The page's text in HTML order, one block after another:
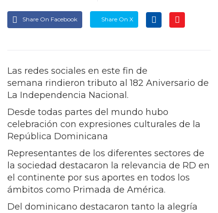
Share On Facebook Share On X
Las redes sociales en este fin de
semana rindieron tributo al 182 Aniversario de
La Independencia Nacional.
Desde todas partes del mundo hubo
celebración con expresiones culturales de la
República Dominicana
Representantes de los diferentes sectores de
la sociedad destacaron la relevancia de RD en
el continente por sus aportes en todos los
ámbitos como Primada de América.
Del dominicano destacaron tanto la alegría